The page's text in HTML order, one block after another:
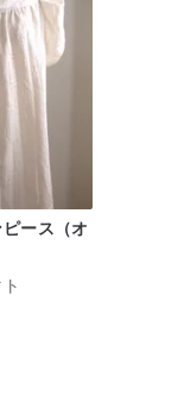
ース（オ